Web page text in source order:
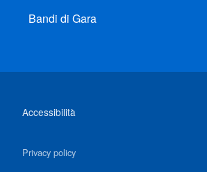
Bandi di Gara
Accessibilità
Privacy policy